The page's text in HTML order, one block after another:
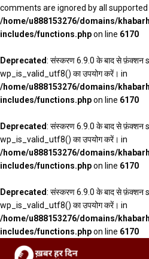
comments are ignored by all supported
/home/u888153276/domains/
includes/functions.phpon line 6170
Deprecated: संस्करण 6.9.0 के बाद से
wp_is_valid_utf8() का उपयोग करें। in
/home/u888153276/domains/
includes/functions.phpon line 6170
Deprecated: संस्करण 6.9.0 के बाद से
wp_is_valid_utf8() का उपयोग करें। in
/home/u888153276/domains/
includes/functions.phpon line 6170
Deprecated: संस्करण 6.9.0 के बाद से
wp_is_valid_utf8() का उपयोग करें। in
/home/u888153276/domains/
includes/functions.phpon line 6170